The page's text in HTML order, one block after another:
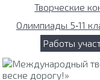
Творческие
Олимпиады 5‑11
Работы